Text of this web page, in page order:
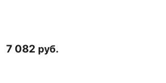
7 082 руб.